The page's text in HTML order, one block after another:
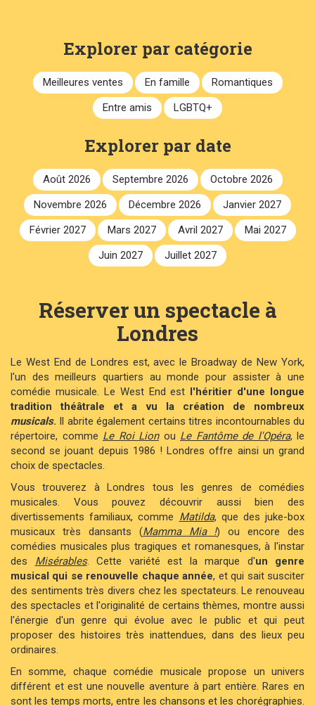
Explorer par catégorie
Meilleures ventes En famille
Romantiques
Entre amis
LGBTQ+
Explorer par date
Août 2026 Septembre 2026
Octobre 2026
Novembre 2026
Décembre 2026
Janvier 2027
Février 2027
Mars 2027 Avril 2027
Mai 2027
Juin 2027
Juillet 2027
Réserver un spectacle à
Londres
Le West End de Londres est, avec le Broadway de New York,
l'un des meilleurs quartiers au monde pour assister à une
comédie musicale. Le West End est l'héritier d'une longue
tradition théâtrale et a vu la création de nombreux
musicals. Il abrite également certains titres incontournables du
répertoire, comme Le Roi Lionou Le Fantôme de l'Opéra, le
second se jouant depuis 1986 ! Londres offre ainsi un grand
choix de spectacles.
Vous trouverez à Londres tous les genres de comédies
musicales. Vous pouvez découvrir aussi bien des
divertissements familiaux, comme Matilda, que des juke-box
musicaux très dansants (Mamma Mia !) ou encore des
comédies musicales plus tragiques et romanesques, à l'instar
des Misérables. Cette variété est la marque d'un genre
musical qui se renouvelle chaque année, et qui sait susciter
des sentiments très divers chez les spectateurs. Le renouveau
des spectacles et l'originalité de certains thèmes, montre aussi
l'énergie d'un genre qui évolue avec le public et qui peut
proposer des histoires très inattendues, dans des lieux peu
ordinaires.
En somme, chaque comédie musicale propose un univers
différent et est une nouvelle aventure à part entière. Rares en
sont les temps morts, entre les chansons et les chorégraphies.